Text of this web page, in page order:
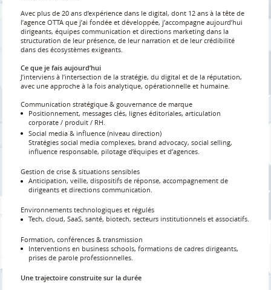
Avec plus de 20 ans d’expérience dans le digital, dont 12 ans à la tête de
l’agence OTTA que j’ai fondée et développée, j’accompagne aujourd’hui
dirigeants, équipes communication et directions marketing dans la
structuration de leur présence, de leur narration et de leur crédibilité
dans des écosystèmes exigeants.
Ce que je fais aujourd’hui
J’interviens à l’intersection de la stratégie, du digital et de la réputation,
avec une approche à la fois analytique, opérationnelle et humaine.
Communication stratégique & gouvernance de marque
Positionnement, messages clés, lignes éditoriales, articulation
corporate / produit / RH.
Social media & influence (niveau direction)
Stratégies social media complexes, brand advocacy, social selling,
influence responsable, pilotage d’équipes et d’agences.
Gestion de crise & situations sensibles
Anticipation, veille, dispositifs de réponse, accompagnement de
dirigeants et directions communication.
Environnements technologiques et régulés
Tech, cloud, SaaS, santé, biotech, secteurs institutionnels et associatifs.
Formation, conférences & transmission
Interventions en business schools, formations de cadres dirigeants,
prises de parole professionnelles.
Une trajectoire construite sur la durée